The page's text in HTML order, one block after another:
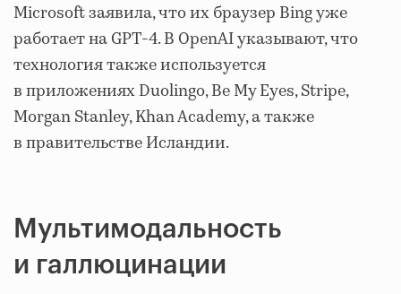
Microsoft заявила, что их браузер Bing уже
работает на GPT-4. В OpenAI указывают, что
технология также используется
в приложениях Duolingo, Be My Eyes, Stripe,
Morgan Stanley, Khan Academy, а также
в правительстве Исландии.
Мультимодальность
и галлюцинации